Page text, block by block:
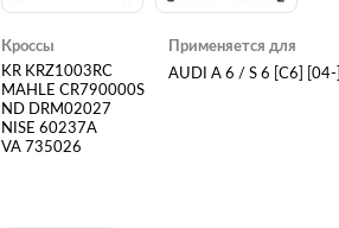
Кроссы
KR KRZ1003RC
MAHLE CR790000S
ND DRM02027
NISE 60237A
VA 735026
Применяется для
AUDI A 6 / S 6 [C6]